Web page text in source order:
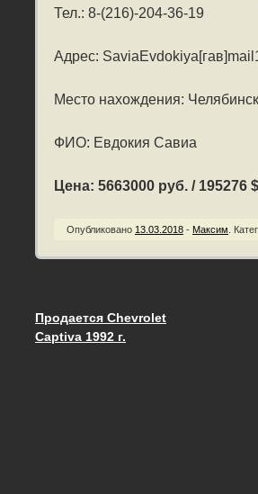
Тел.: 8-(216)-204-36-19
Адрес:
Место нахождения:
ФИО: Евдокия Савиа
Цена: 5663000 руб. / 195276
Опубликовано 13.03.2018 - Максим
Запись навигация
Продается Chevrolet
Captiva 1992 г.